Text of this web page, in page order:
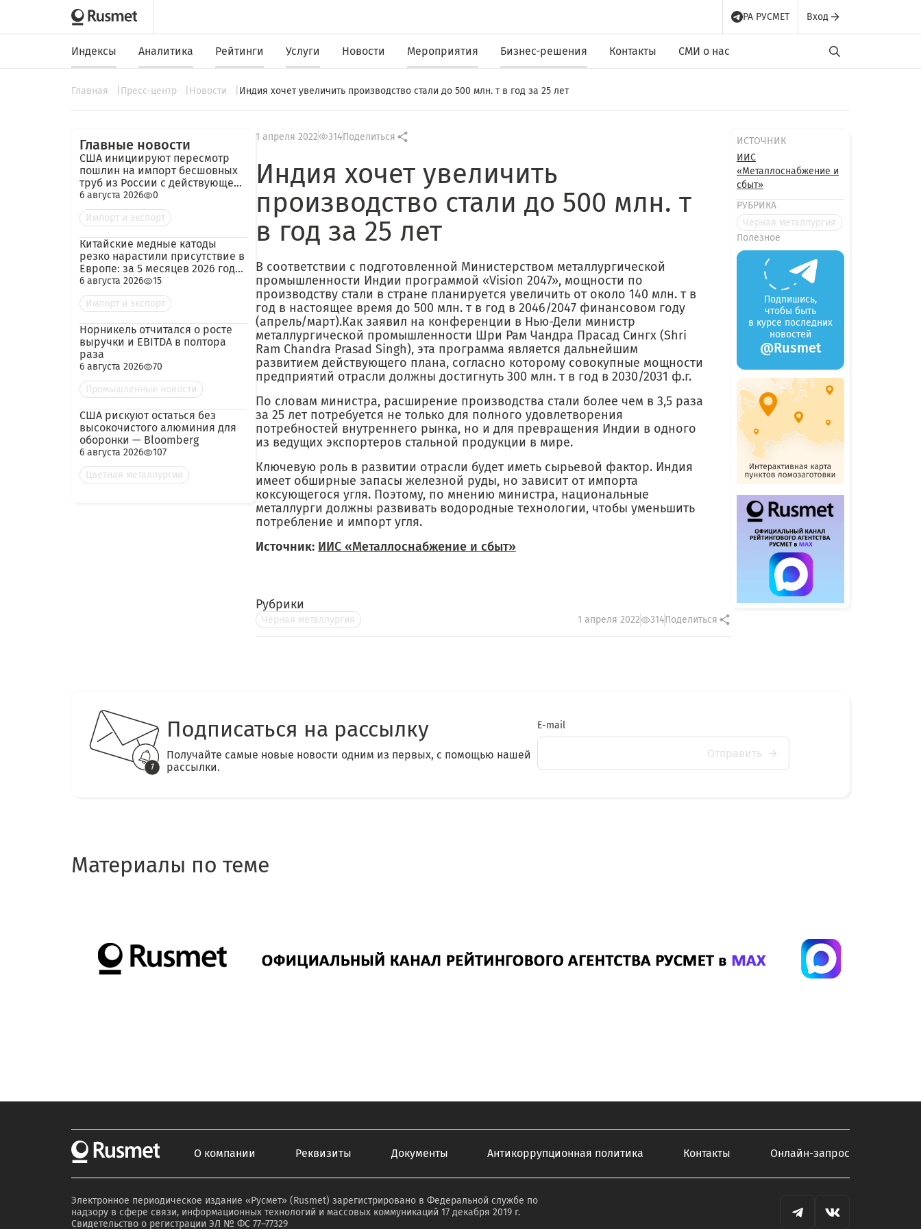
РА РУСМЕТ Вход
Индексы Аналитика Рейтинги Услуги Новости Мероприятия Бизнес-решения Контакты СМИ о нас
Главная Пресс-центр Новости Индия хочет увеличить производство стали до 500 млн. т в год за 25 лет
Главные новости
США инициируют пересмотр
пошлин на импорт бесшовных
труб из России с действующей
ставкой 209,72%
6 августа 2026
0
Импорт и экспорт
Китайские медные катоды
резко нарастили присутствие в
Европе: за 5 месяцев 2026 года
— 45 тыс. тонн
6 августа 2026
15
Импорт и экспорт
Норникель отчитался о росте
выручки и EBITDA в полтора
раза
6 августа 2026
70
Промышленные новости
США рискуют остаться без
высокочистого алюминия для
оборонки — Bloomberg
6 августа 2026
107
Цветная металлургия
1 апреля 2022 314Поделиться
Индия хочет увеличить
производство стали до 500 млн. т
в год за 25 лет
В соответствии с подготовленной Министерством металлургической
промышленности Индии программой «Vision 2047», мощности по
производству стали в стране планируется увеличить от около 140 млн. т в
год в настоящее время до 500 млн. т в год в 2046/2047 финансовом году
(апрель/март).Как заявил на конференции в Нью-Дели министр
металлургической промышленности Шри Рам Чандра Прасад Сингх (Shri
Ram Chandra Prasad Singh), эта программа является дальнейшим
развитием действующего плана, согласно которому совокупные мощности
предприятий отрасли должны достигнуть 300 млн. т в год в 2030/2031 ф.г.
По словам министра, расширение производства стали более чем в 3,5 раза
за 25 лет потребуется не только для полного удовлетворения
потребностей внутреннего рынка, но и для превращения Индии в одного
из ведущих экспортеров стальной продукции в мире.
Ключевую роль в развитии отрасли будет иметь сырьевой фактор. Индия
имеет обширные запасы железной руды, но зависит от импорта
коксующегося угля. Поэтому, по мнению министра, национальные
металлурги должны развивать водородные технологии, чтобы уменьшить
потребление и импорт угля.
Источник: ИИС «Металлоснабжение и сбыт»
Рубрики
Черная металлургия 1 апреля 2022 314Поделиться
ИСТОЧНИК
ИИС
«Металлоснабжение и
сбыт»
РУБРИКА
Черная металлургия
Полезное
Подпишись,
чтобы быть
в курсе последних
новостей
@Rusmet
Подписаться на рассылку
Получайте самые новые новости одним из первых, с помощью нашей
рассылки.
E-mail
Отправить
Материалы по теме
О компании Реквизиты Документы Антикоррупционная политика Контакты Онлайн-запрос
Электронное периодическое издание «Русмет» (Rusmet) зарегистрировано в Федеральной службе по
надзору в сфере связи, информационных технологий и массовых коммуникаций 17 декабря 2019 г.
Свидетельство о регистрации ЭЛ № ФС 77–77329